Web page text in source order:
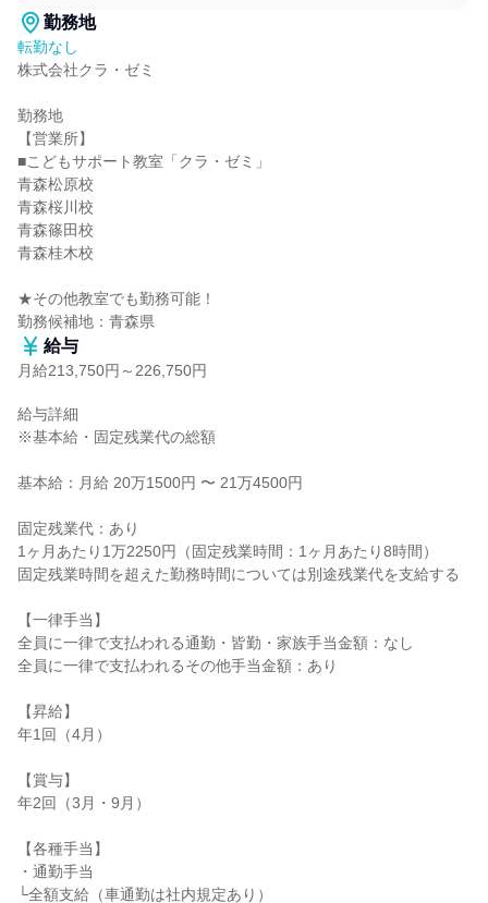
勤務地
転勤なし
株式会社クラ・ゼミ
勤務地
【営業所】
■こどもサポート教室「クラ・ゼミ」
青森松原校
青森桜川校
青森篠田校
青森桂木校
★その他教室でも勤務可能！
勤務候補地：青森県
給与
月給213,750円～226,750円
給与詳細
※基本給・固定残業代の総額
基本給：月給 20万1500円 〜 21万4500円
固定残業代：あり
1ヶ月あたり1万2250円（固定残業時間：1ヶ月あたり8時間）
固定残業時間を超えた勤務時間については別途残業代を支給する
【一律手当】
全員に一律で支払われる通勤・皆勤・家族手当金額：なし
全員に一律で支払われるその他手当金額：あり
【昇給】
年1回（4月）
【賞与】
年2回（3月・9月）
【各種手当】
・通勤手当
└全額支給（車通勤は社内規定あり）